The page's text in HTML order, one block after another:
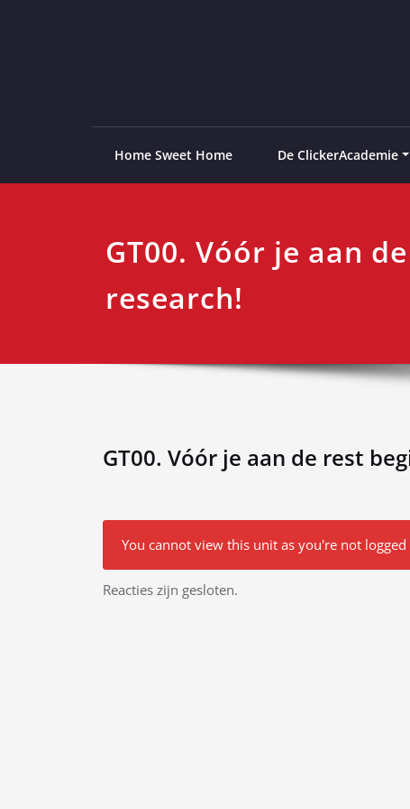
Home Sweet Home De ClickerAcademie
GT00. Vóór je aan
research!
GT00. Vóór je aan de rest
You cannot view this unit as you're not logged
Bericht
Reacties zijn gesloten.